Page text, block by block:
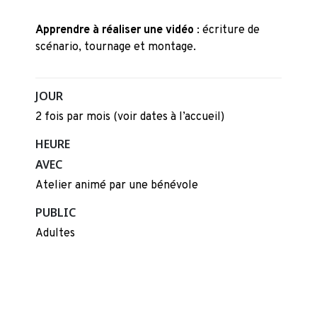
Apprendre à réaliser une vidéo : écriture de
scénario, tournage et montage.
JOUR
2 fois par mois (voir dates à l’accueil)
HEURE
AVEC
Atelier animé par une bénévole
PUBLIC
Adultes